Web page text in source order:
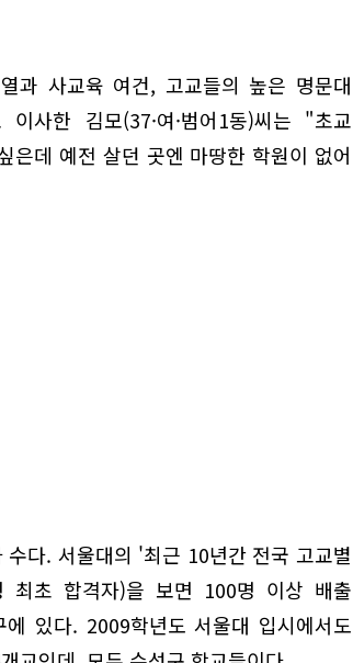
과 사교육 여건, 고교들의 높은 명문대
사한 김모(37·여·범어1동)씨는 "초교
은데 예전 살던 곳엔 마땅한 학원이 없어
다. 서울대의 '최근 10년간 전국 고교별
최초 합격자)을 보면 100명 이상 배출
있다. 2009학년도 서울대 입시에서도